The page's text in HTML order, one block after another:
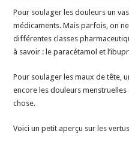
entre
aspirine
ou
?
Pour soulager les douleurs un
médicaments. Mais parfois, on
différentes classes
à savoir : le paracétamol et
Pour soulager les maux de tête,
encore les douleurs
chose.
Voici un petit aperçu sur les